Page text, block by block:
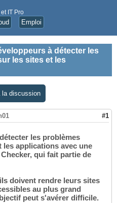
IT Pro
Emploi
à détecter les
les sites et les
la discussion
#1
les problèmes
applications avec une
qui fait partie de
doivent rendre leurs sites
au plus grand
peut s'avérer difficile.